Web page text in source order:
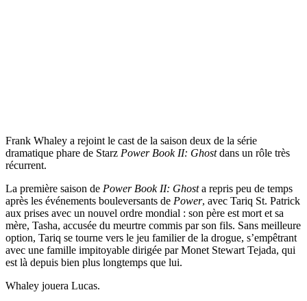
Frank Whaley a rejoint le cast de la saison deux de la série
dramatique phare de Starz Power Book II: Ghostdans un rôle très
récurrent.
La première saison de Power Book II: Ghosta repris peu de temps
après les événements bouleversants de Power, avec Tariq St. Patrick
aux prises avec un nouvel ordre mondial : son père est mort et sa
mère, Tasha, accusée du meurtre commis par son fils. Sans meilleure
option, Tariq se tourne vers le jeu familier de la drogue, s’empêtrant
avec une famille impitoyable dirigée par Monet Stewart Tejada, qui
est là depuis bien plus longtemps que lui.
Whaley jouera Lucas.